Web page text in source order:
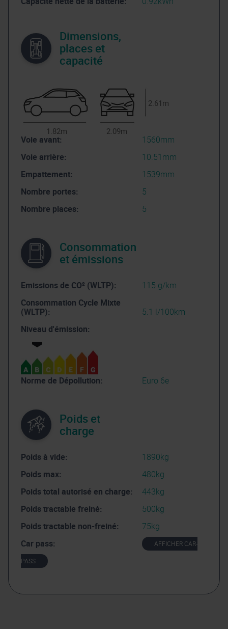
Dimensions,
places et
capacité
1.82m 2.09m
2.61m
Voie avant:
1560mm
Voie arrière:
10.51mm
Empattement:
1539mm
Nombre portes:
5
Nombre places:
5
Consommation
et émissions
Emissions de CO² (WLTP):
115 g/km
Consommation Cycle Mixte
(WLTP):
5.1 l/100km
Niveau d'émission:
Norme de Dépollution: Euro 6e
Poids et
charge
Poids à vide:
1890kg
Poids max:
480kg
Poids total autorisé en charge:
443kg
Poids tractable freiné:
500kg
Poids tractable non-freiné:
75kg
Car pass:
AFFICHER CAR-
PASS